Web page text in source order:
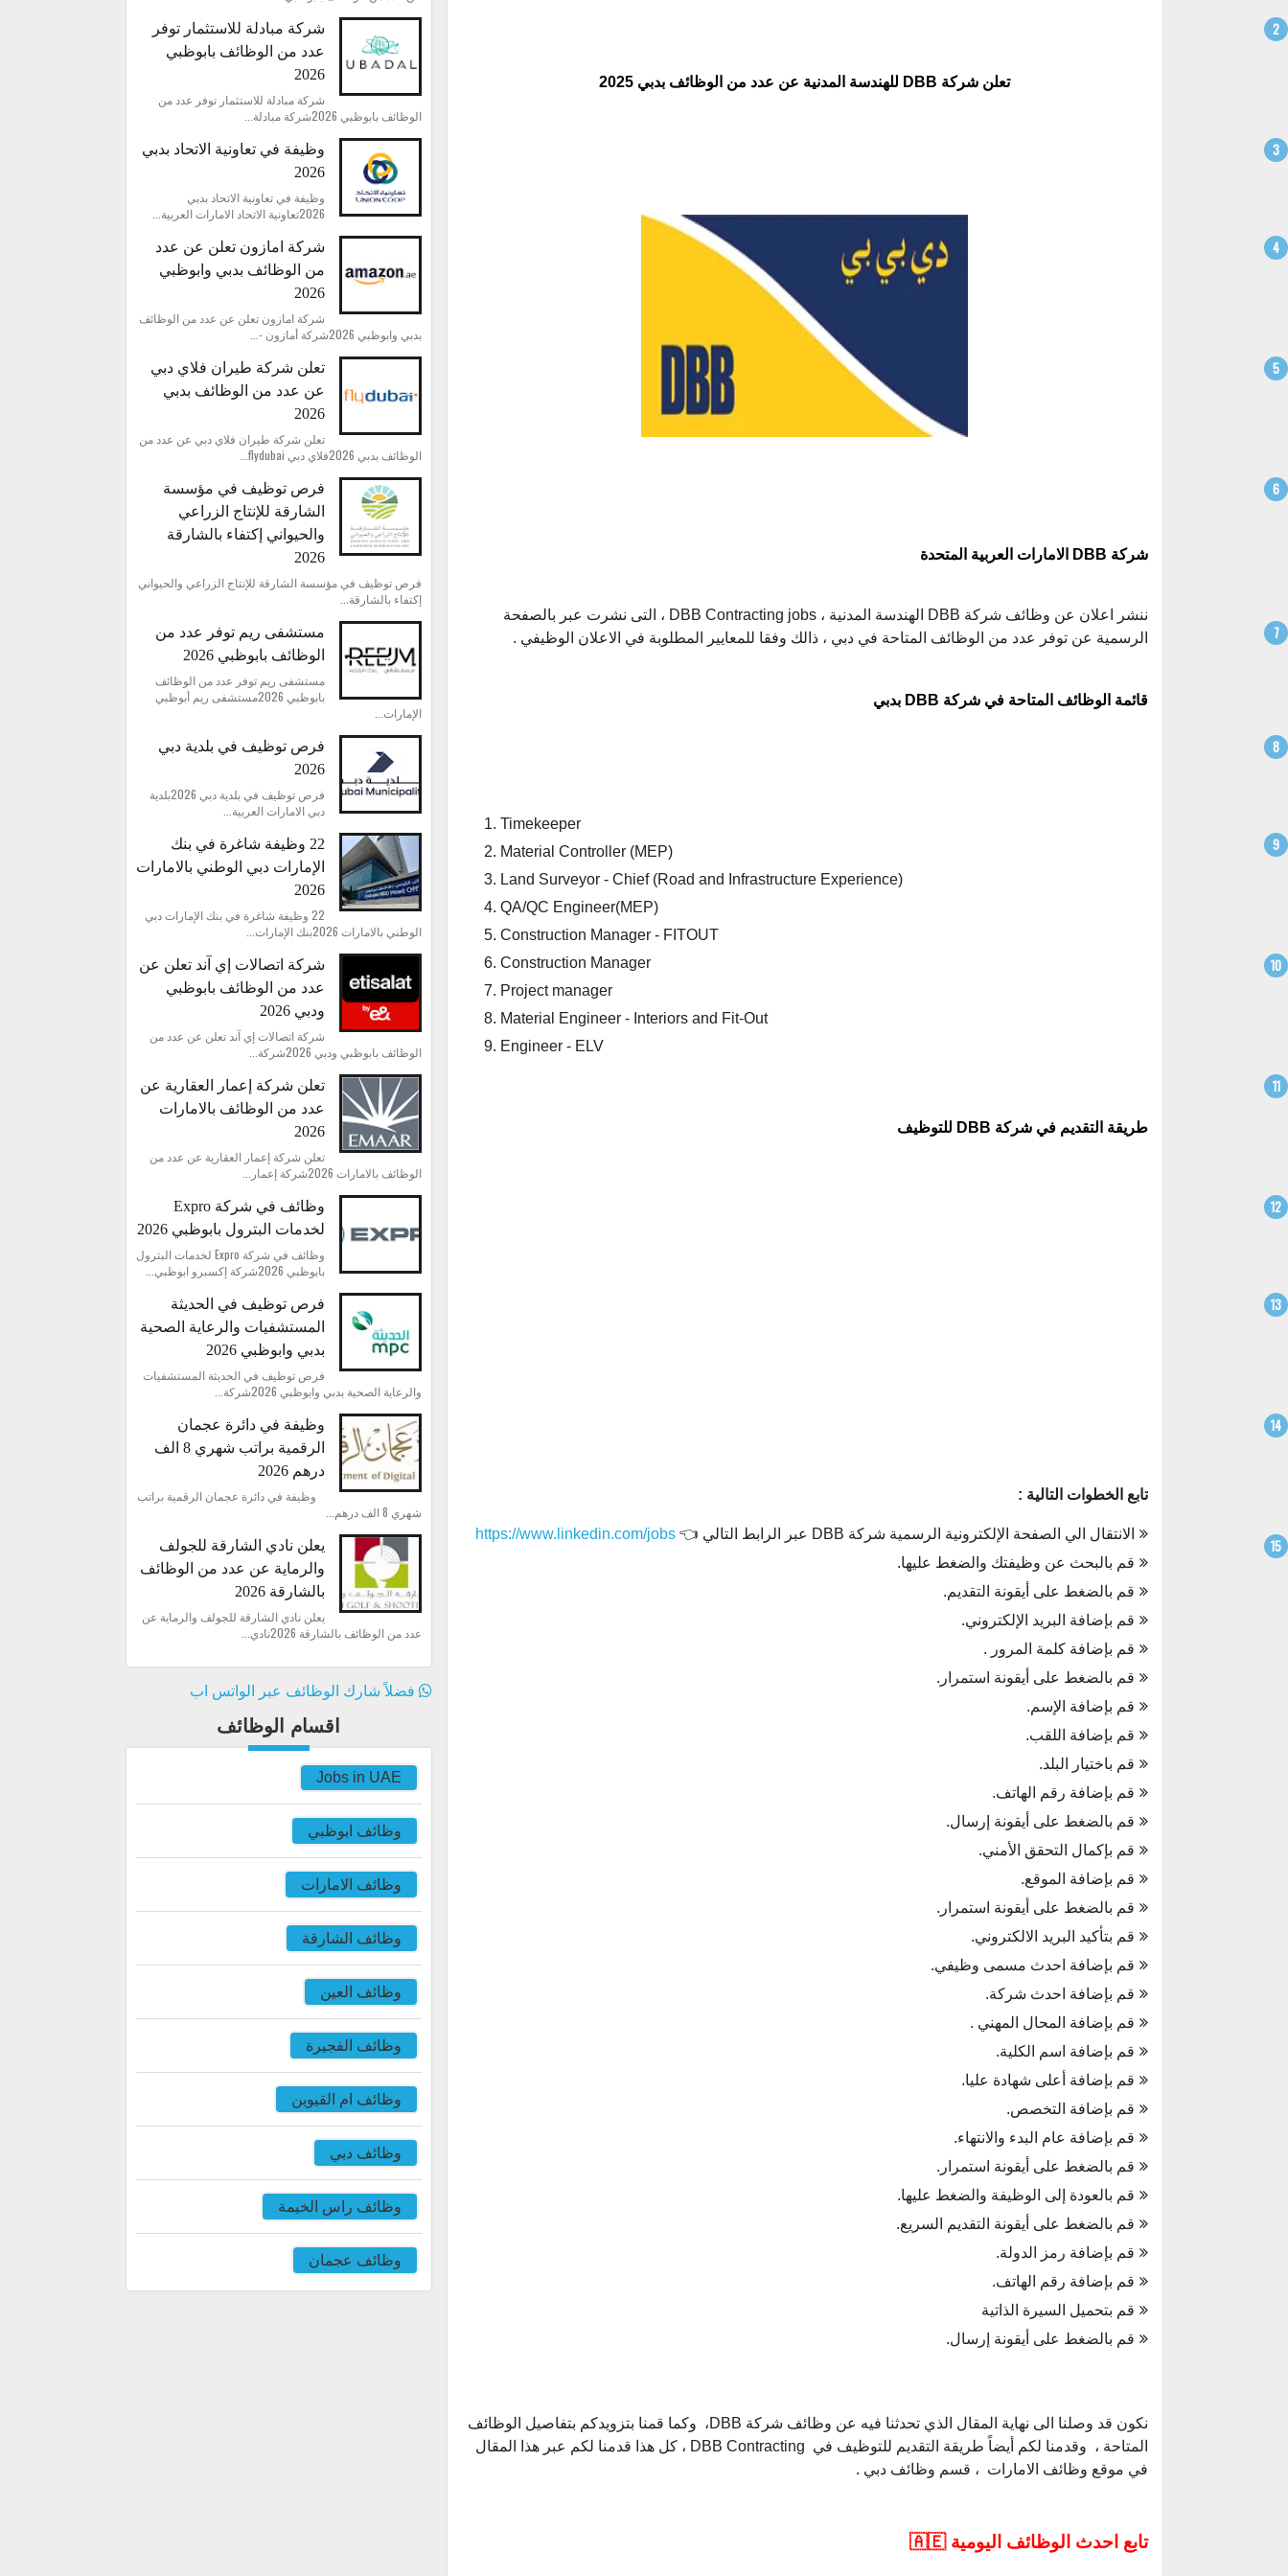
تعلن شركة DBB للهندسة المدنية عن عدد من الوظائف بدبي 2025
شركة DBB الامارات العربية المتحدة
ننشر اعلان عن وظائف شركة DBB الهندسة المدنية ، DBB Contracting
jobs ، التى نشرت عبر بالصفحة
الرسمية عن توفر عدد من الوظائف المتاحة في دبي ، ذالك وفقا للمعايير المطلوبة في الاعلان الوظيفي .
قائمة الوظائف المتاحة في شركة DBB بدبي
Timekeeper
Material Controller (MEP)
Land Surveyor - Chief (Road and Infrastructure Experience)
QA/QC Engineer(MEP)
Construction Manager - FITOUT
Construction Manager
Project manager
Material Engineer - Interiors and Fit-Out
Engineer - ELV
طريقة التقديم في شركة DBB للتوظيف
تابع الخطوات التالية :
الانتقال الي الصفحة الإلكترونية الرسمية شركة DBB عبر الرابط التالي 👈
https://www.linkedin.com/jobs
قم بالبحث عن وظيفتك والضغط عليها.
قم بالضغط على أيقونة التقديم.
قم بإضافة البريد الإلكتروني.
قم بإضافة كلمة المرور .
قم بالضغط على أيقونة استمرار.
قم بإضافة الإسم.
قم بإضافة اللقب.
قم باختيار البلد.
قم بإضافة رقم الهاتف.
قم بالضغط على أيقونة إرسال.
قم بإكمال التحقق الأمني.
قم بإضافة الموقع.
قم بالضغط على أيقونة استمرار.
قم بتأكيد البريد الالكتروني.
قم بإضافة احدث مسمى وظيفي.
قم بإضافة احدث شركة.
قم بإضافة المحال المهني .
قم بإضافة اسم الكلية.
قم بإضافة أعلى شهادة عليا.
قم بإضافة التخصص.
قم بإضافة عام البدء والانتهاء.
قم بالضغط على أيقونة استمرار.
قم بالعودة إلى الوظيفة والضغط عليها.
قم بالضغط على أيقونة التقديم السريع.
قم بإضافة رمز الدولة.
قم بإضافة رقم الهاتف.
قم بتحميل السيرة الذاتية
قم بالضغط على أيقونة إرسال.
نكون قد وصلنا الى نهاية المقال الذي تحدثنا فيه عن وظائف شركة DBB، وكما قمنا بتزويدكم بتفاصيل الوظائف
المتاحة ، وقدمنا لكم أيضاً طريقة التقديم للتوظيف في DBB Contracting ، كل هذا قدمنا لكم عبر هذا المقال
في موقع وظائف الامارات ، قسم وظائف دبي .
تابع احدث الوظائف اليومية 🇦🇪
شركة مبادلة للاستثمار توفر
عدد من الوظائف بابوظبي
2026
شركة مبادلة للاستثمار توفر عدد من
الوظائف بابوظبي 2026شركة مبادلة...
وظيفة في تعاونية الاتحاد بدبي
2026
وظيفة في تعاونية الاتحاد بدبي
2026تعاونية الاتحاد الامارات العربية...
شركة امازون تعلن عن عدد
من الوظائف بدبي وابوظبي
2026
شركة امازون تعلن عن عدد من الوظائف
بدبي وابوظبي 2026شركة أمازون -...
تعلن شركة طيران فلاي دبي
عن عدد من الوظائف بدبي
2026
تعلن شركة طيران فلاي دبي عن عدد من
الوظائف بدبي 2026فلاي دبي flydubai...
فرص توظيف في مؤسسة
الشارقة للإنتاج الزراعي
والحيواني إكتفاء بالشارقة
2026
فرص توظيف في مؤسسة الشارقة للإنتاج الزراعي والحيواني
إكتفاء بالشارقة...
مستشفى ريم توفر عدد من
الوظائف بابوظبي 2026
مستشفى ريم توفر عدد من الوظائف
بابوظبي 2026مستشفى ريم أبوظبي
الإمارات...
فرص توظيف في بلدية دبي
2026
فرص توظيف في بلدية دبي 2026بلدية
دبي الامارات العربية...
22 وظيفة شاغرة في بنك
الإمارات دبي الوطني بالامارات
2026
22 وظيفة شاغرة في بنك الإمارات دبي
الوطني بالامارات 2026بنك الإمارات...
شركة اتصالات إي آند تعلن عن
عدد من الوظائف بابوظبي
ودبي 2026
شركة اتصالات إي آند تعلن عن عدد من
الوظائف بابوظبي ودبي 2026شركة...
تعلن شركة إعمار العقارية عن
عدد من الوظائف بالامارات
2026
تعلن شركة إعمار العقارية عن عدد من
الوظائف بالامارات 2026شركة إعمار...
وظائف في شركة Expro
لخدمات البترول بابوظبي 2026
وظائف في شركة Expro لخدمات البترول
بابوظبي 2026شركة إكسبرو ابوظبي...
فرص توظيف في الحديثة
المستشفيات والرعاية الصحية
بدبي وابوظبي 2026
فرص توظيف في الحديثة المستشفيات
والرعاية الصحية بدبي وابوظبي 2026شركة...
وظيفة في دائرة عجمان
الرقمية براتب شهري 8 الف
درهم 2026
وظيفة في دائرة عجمان الرقمية براتب
شهري 8 الف درهم...
يعلن نادي الشارقة للجولف
والرماية عن عدد من الوظائف
بالشارقة 2026
يعلن نادي الشارقة للجولف والرماية عن
عدد من الوظائف بالشارقة 2026نادي...
فضلاً شارك الوظائف عبر الواتس اب
اقسام الوظائف
Jobs in UAE
وظائف ابوظبي
وظائف الامارات
وظائف الشارقة
وظائف العين
وظائف الفجيرة
وظائف ام القيوين
وظائف دبي
وظائف راس الخيمة
وظائف عجمان